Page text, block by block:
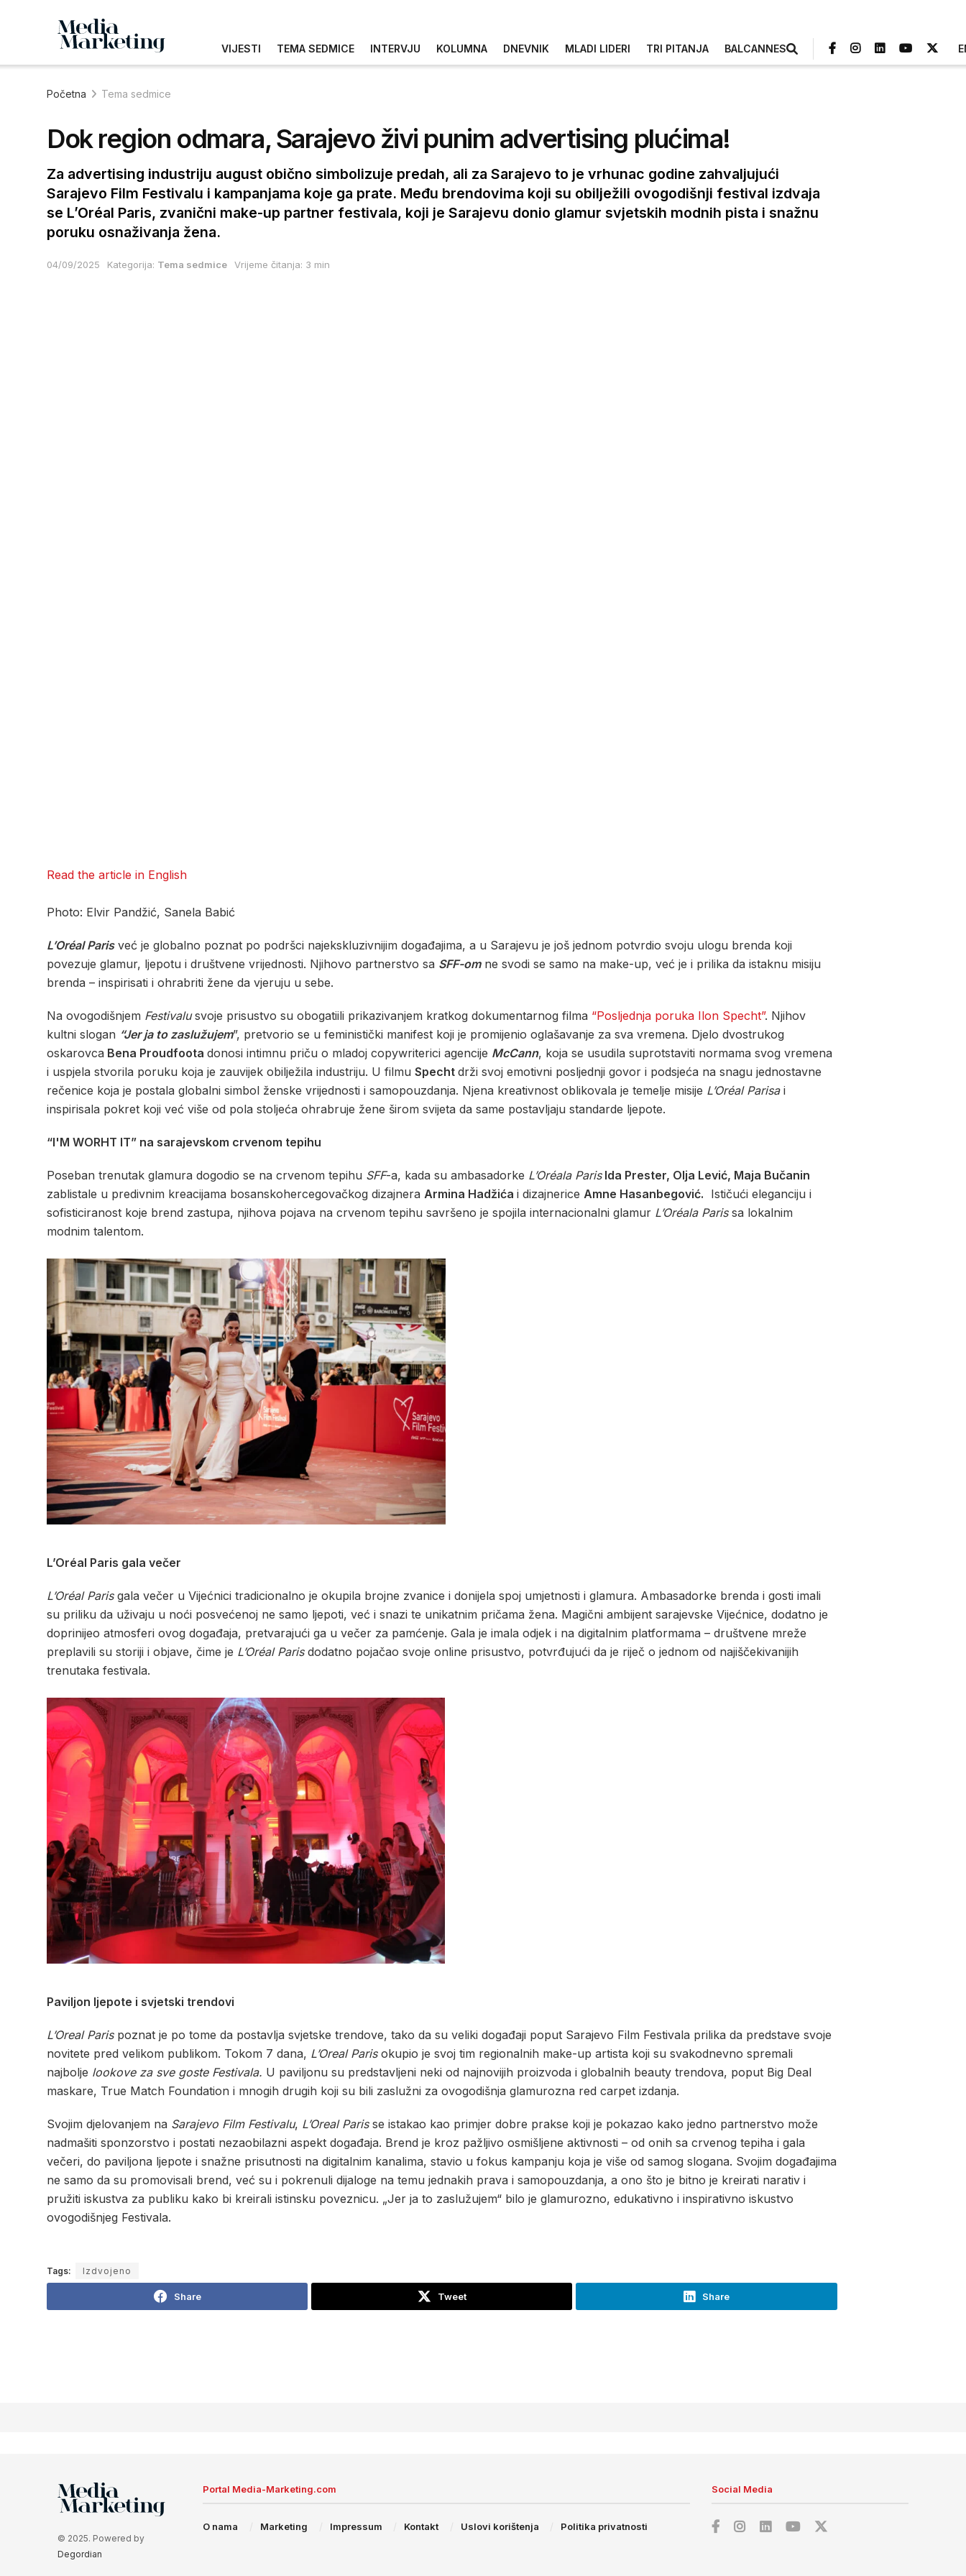
VIJESTI TEMA SEDMICE INTERVJU KOLUMNA DNEVNIK MLADI LIDERI TRI PITANJA BALCANNES
Početna Tema sedmice
Dok region odmara, Sarajevo živi punim advertising plućima!
Za advertising industriju august obično simbolizuje predah, ali za Sarajevo to je vrhunac godine zahvaljujući
Sarajevo Film Festivalu i kampanjama koje ga prate. Među brendovima koji su obilježili ovogodišnji festival izdvaja
se L’Oréal Paris, zvanični make-up partner festivala, koji je Sarajevu donio glamur svjetskih modnih pista i snažnu
poruku osnaživanja žena.
04/09/2025 Kategorija: Tema sedmice Vrijeme čitanja: 3 min
Read the article in English
Photo: Elvir Pandžić, Sanela Babić
L’Oréal Parisveć je globalno poznat po podršci najekskluzivnijim događajima, a u Sarajevu je još jednom potvrdio svoju ulogu brenda koji
povezuje glamur, ljepotu i društvene vrijednosti. Njihovo partnerstvo sa SFF-omne svodi se samo na make-up, već je i prilika da istaknu misiju
brenda – inspirisati i ohrabriti žene da vjeruju u sebe.
Na ovogodišnjem Festivalusvoje prisustvo su obogatiili prikazivanjem kratkog dokumentarnog filma “Posljednja poruka Ilon Specht”. Njihov
kultni slogan “Jer ja to zaslužujem”, pretvorio se u feministički manifest koji je promijenio oglašavanje za sva vremena. Djelo dvostrukog
oskarovca Bena Proudfoota donosi intimnu priču o mladoj copywriterici agencije McCann, koja se usudila suprotstaviti normama svog vremena
i uspjela stvorila poruku koja je zauvijek obilježila industriju. U filmu Specht drži svoj emotivni posljednji govor i podsjeća na snagu jednostavne
rečenice koja je postala globalni simbol ženske vrijednosti i samopouzdanja. Njena kreativnost oblikovala je temelje misije L’Oréal Parisa i
inspirisala pokret koji već više od pola stoljeća ohrabruje žene širom svijeta da same postavljaju standarde ljepote.
“I'M WORHT IT” na sarajevskom crvenom tepihu
Poseban trenutak glamura dogodio se na crvenom tepihu SFF-a, kada su ambasadorke L’Oréala ParisIda Prester, Olja Lević, Maja Bučanin
zablistale u predivnim kreacijama bosanskohercegovačkog dizajnera Armina Hadžića i dizajnerice Amne Hasanbegović. Ističući eleganciju i
sofisticiranost koje brend zastupa, njihova pojava na crvenom tepihu savršeno je spojila internacionalni glamur L’Oréala Parissa lokalnim
modnim talentom.
L’Oréal Paris gala večer
L’Oréal Paris gala večer u Vijećnici tradicionalno je okupila brojne zvanice i donijela spoj umjetnosti i glamura. Ambasadorke brenda i gosti imali
su priliku da uživaju u noći posvećenoj ne samo ljepoti, već i snazi te unikatnim pričama žena. Magični ambijent sarajevske Vijećnice, dodatno je
doprinijeo atmosferi ovog događaja, pretvarajući ga u večer za pamćenje. Gala je imala odjek i na digitalnim platformama – društvene mreže
preplavili su storiji i objave, čime je L’Oréal Parisdodatno pojačao svoje online prisustvo, potvrđujući da je riječ o jednom od najiščekivanijih
trenutaka festivala.
Paviljon ljepote i svjetski trendovi
L’Oreal Paris poznat je po tome da postavlja svjetske trendove, tako da su veliki događaji poput Sarajevo Film Festivala prilika da predstave svoje
novitete pred velikom publikom. Tokom 7 dana, L’Oreal Paris okupio je svoj tim regionalnih make-up artista koji su svakodnevno spremali
najbolje lookove za sve goste Festivala. U paviljonu su predstavljeni neki od najnovijih proizvoda i globalnih beauty trendova, poput Big Deal
maskare, True Match Foundation i mnogih drugih koji su bili zaslužni za ovogodišnja glamurozna red carpet izdanja.
Svojim djelovanjem na Sarajevo Film Festivalu, L’Oreal Paris se istakao kao primjer dobre prakse koji je pokazao kako jedno partnerstvo može
nadmašiti sponzorstvo i postati nezaobilazni aspekt događaja. Brend je kroz pažljivo osmišljene aktivnosti – od onih sa crvenog tepiha i gala
večeri, do paviljona ljepote i snažne prisutnosti na digitalnim kanalima, stavio u fokus kampanju koja je više od samog slogana. Svojim događajima
ne samo da su promovisali brend, već su i pokrenuli dijaloge na temu jednakih prava i samopouzdanja, a ono što je bitno je kreirati narativ i
pružiti iskustva za publiku kako bi kreirali istinsku poveznicu. „Jer ja to zaslužujem“ bilo je glamurozno, edukativno i inspirativno iskustvo
ovogodišnjeg Festivala.
Tags: Izdvojeno
Share Tweet Share
© 2025. Powered by
Degordian
Portal Media-Marketing.com
O nama Marketing Impressum Kontakt Uslovi korištenja Politika privatnosti
Social Media